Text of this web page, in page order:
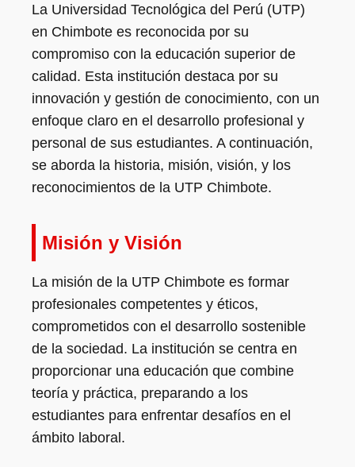
La Universidad Tecnológica del Perú (UTP)
en Chimbote es reconocida por su
compromiso con la educación superior de
calidad. Esta institución destaca por su
innovación y gestión de conocimiento, con un
enfoque claro en el desarrollo profesional y
personal de sus estudiantes. A continuación,
se aborda la historia, misión, visión, y los
reconocimientos de la UTP Chimbote.
Misión y Visión
La misión de la UTP Chimbote es formar
profesionales competentes y éticos,
comprometidos con el desarrollo sostenible
de la sociedad. La institución se centra en
proporcionar una educación que combine
teoría y práctica, preparando a los
estudiantes para enfrentar desafíos en el
ámbito laboral.